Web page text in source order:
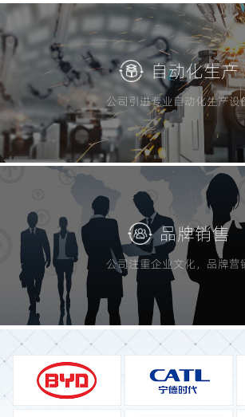
自动化生产
公司引进专业自动化生产设
品牌销售
公司注重企业文化，品牌营